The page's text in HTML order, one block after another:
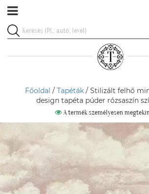
Főoldal / Tapéták / Stilizált felhő
design tapéta púder rózsaszín
A termék személyesen